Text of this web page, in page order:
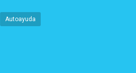
Autoayuda